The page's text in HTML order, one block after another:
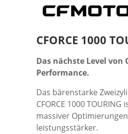
CFORCE 1000
Das nächste Level von
Performance.
Das bärenstarke
CFORCE 1000 TOURING
massiver
leistungsstärker.